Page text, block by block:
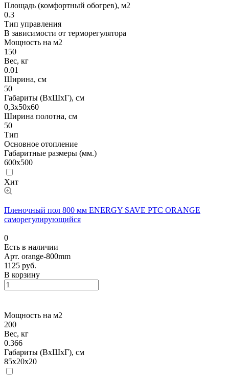
Площадь (комфортный обогрев), м2
0.3
Тип управления
В зависимости от терморегулятора
Мощность на м2
150
Вес, кг
0.01
Ширина, см
50
Габариты (ВхШхГ), см
0,3х50х60
Ширина полотна, см
50
Тип
Основное отопление
Габаритные размеры (мм.)
600х500
Хит
Пленочный пол 800 мм ENERGY SAVE PTC ORANGE
саморегулирующийся
0
Есть в наличии
Арт. orange-800mm
1125 руб.
В корзину
Мощность на м2
200
Вес, кг
0.366
Габариты (ВхШхГ), см
85x20x20